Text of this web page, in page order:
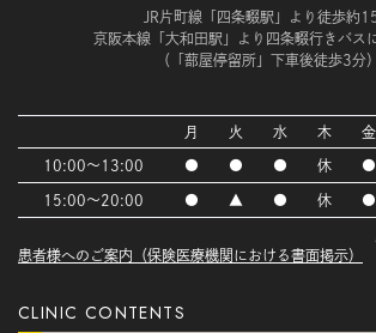
JR片町線「四条畷駅」より徒歩約
京阪本線「大和田駅」より四条畷行きバス
（「蔀屋停留所」下車後徒歩3分）
月 火 水 木 金
10:00～13:00 ● ● ● 休 ●
15:00～20:00 ● ▲ ● 休 ●
患者様へのご案内（保険医療機関における書面掲示）
CLINIC CONTENTS